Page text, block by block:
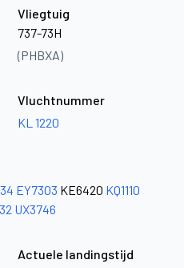
Vliegtuig
737-73H
(PHBXA)
Vluchtnummer
KL 1220
EY7303 KE6420 KQ1110
UX3746
Actuele landingstijd